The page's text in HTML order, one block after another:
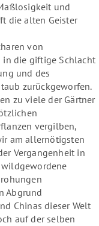
und
die alten Geister
von
in die giftige Schlacht
und des
zurückgeworfen.
zu viele der Gärtner
vergilben,
am allernötigsten
Vergangenheit in
Abgrund
Chinas dieser Welt
auf der selben